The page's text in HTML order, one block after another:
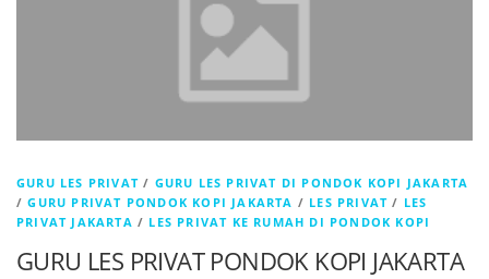
GURU LES PRIVAT / GURU LES PRIVAT DI PONDOK KOPI JAKARTA
/GURU PRIVAT PONDOK KOPI JAKARTA / LES PRIVAT / LES
PRIVAT JAKARTA / LES PRIVAT KE RUMAH DI PONDOK KOPI
GURU LES PRIVAT PONDOK KOPI JAKARTA